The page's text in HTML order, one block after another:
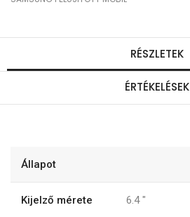
RÉSZLETEK
ÉRTÉKELÉSEK
Állapot
Kijelző mérete 6.4 "